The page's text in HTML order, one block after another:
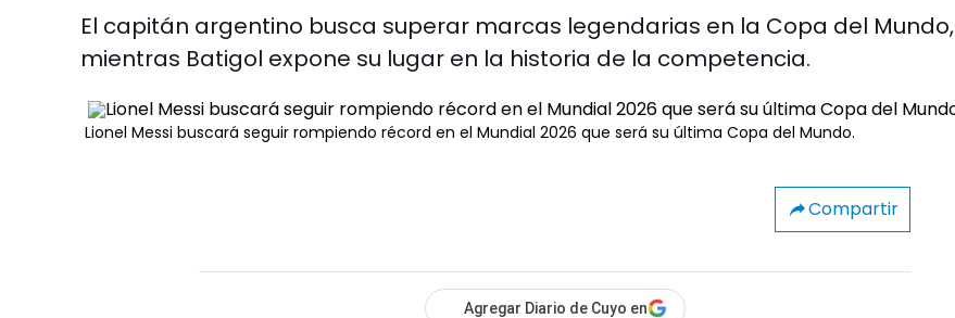
El capitán argentino busca superar marcas legendarias en la Copa del Mundo,
mientras Batigol expone su lugar en la historia de la competencia.
Lionel Messi buscará seguir rompiendo récord en el Mundial 2026 que será su última Copa del Mundo.
Compartir
Agregar Diario de Cuyo en